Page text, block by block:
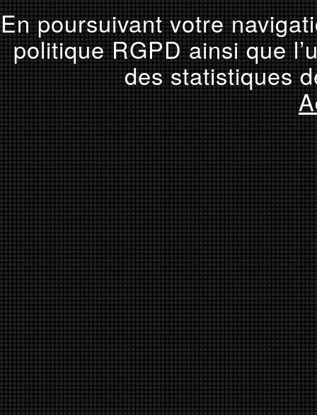
En poursuivant votre
politique RGPD ainsi que
des statistiques